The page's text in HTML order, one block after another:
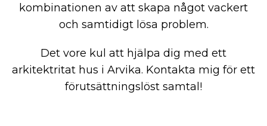
kombinationen av att skapa något vackert
och samtidigt lösa problem.
Det vore kul att hjälpa dig med ett
arkitektritat hus i Arvika. Kontakta mig för ett
förutsättningslöst samtal!